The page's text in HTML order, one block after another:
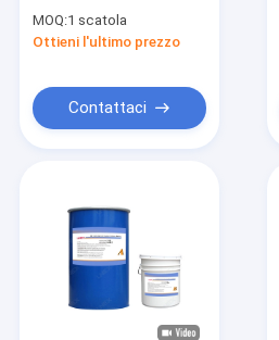
Prodotti
Circa noi
Giro della fabbrica
IG del doppi vetri del
bordo del sigillante di
MOQ:1 scatola
Ottieni l'ultimo prezzo
Contattaci